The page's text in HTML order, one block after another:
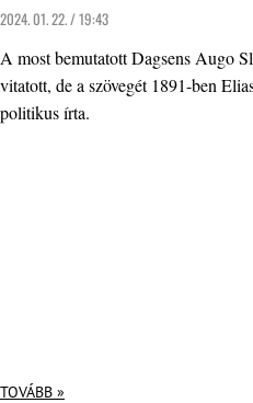
2024. 01. 22. / 19:43
A most bemutatott Dagsens Augo
vitatott, de a szövegét 1891-ben
politikus írta.
TOVÁBB »